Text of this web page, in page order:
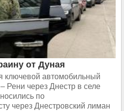
от Дуная
ключевой автомобильный
Рени через Днестр в селе
по
через Днестровский лиман